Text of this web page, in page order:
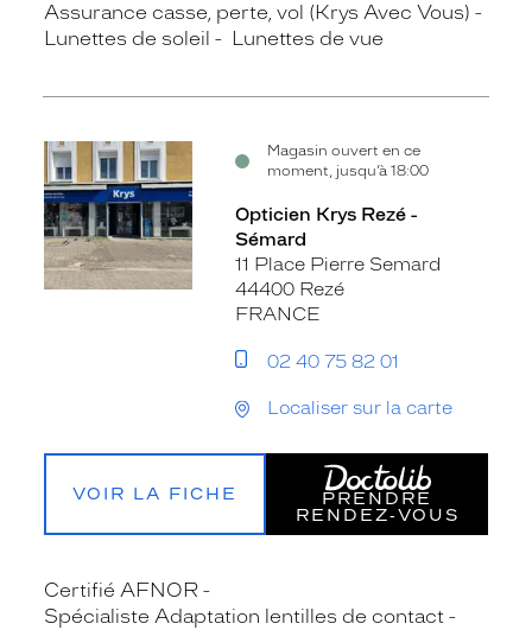
Assurance casse, perte, vol (Krys Avec Vous)
Lunettes de soleil
Lunettes de vue
Magasin ouvert en ce
moment, jusqu’à 18:00
Opticien Krys Rezé -
Sémard
11 Place Pierre Semard
44400 Rezé
FRANCE
02 40 75 82 01
Localiser sur la carte
VOIR LA FICHE
PRENDRE
RENDEZ‑VOUS
Certifié AFNOR
Spécialiste Adaptation lentilles de contact